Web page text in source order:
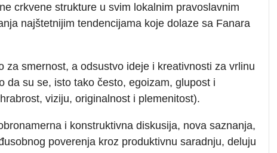
crkvene strukture u svim lokalnim pravoslavnim
najštetnijim tendencijama koje dolaze sa Fanara
za smernost, a odsustvo ideje i kreativnosti za vrlinu
da su se, isto tako često, egoizam, glupost i
viziju, originalnost i plemenitost).
i konstruktivna diskusija, nova saznanja,
poverenja kroz produktivnu saradnju, deluju